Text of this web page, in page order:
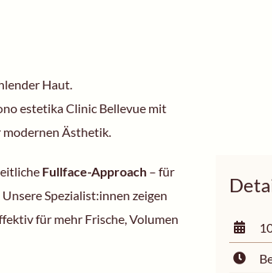
Haut.
estetika Clinic Bellevue mit
Ästhetik.
Fullface-Approach – für
Spezialist:innen zeigen
für mehr Frische, Volumen